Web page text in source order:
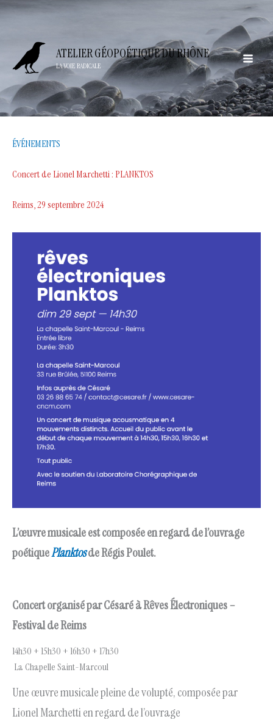
Aller
ATELIER GÉOPOÉTIQUE DU RHÔNE
LA VOIE RADICALE
ÉVÉNEMENTS
Concert de Lionel Marchetti : PLANKTOS
Reims, 29 septembre 2024
L’œuvre musicale est composée en regard de l’ouvrage
poétiquePlanktosde Régis Poulet.
Concert organisé par Césaré à Rêves Électroniques –
Festival de Reims
14h30 + 15h30 + 16h30 + 17h30
La Chapelle Saint-Marcoul
Une œuvre musicale pleine de volupté, composée par
Lionel Marchetti en regard de l’ouvrage